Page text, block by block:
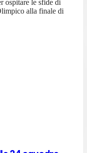
ospitare le sfide di
alla finale di